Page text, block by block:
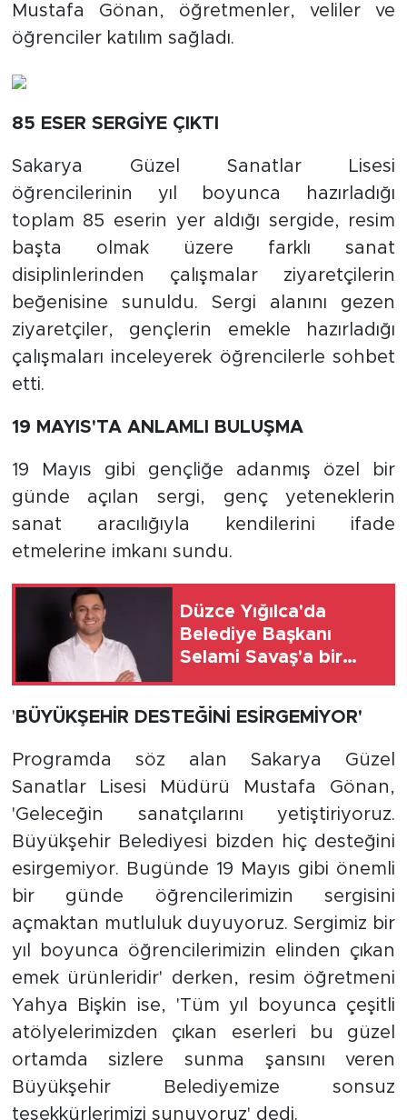
Mustafa Gönan, öğretmenler, veliler ve
öğrenciler katılım sağladı.
85 ESER SERGİYE ÇIKTI
Sakarya Güzel Sanatlar Lisesi
öğrencilerinin yıl boyunca hazırladığı
toplam 85 eserin yer aldığı sergide, resim
başta olmak üzere farklı sanat
disiplinlerinden çalışmalar ziyaretçilerin
beğenisine sunuldu. Sergi alanını gezen
ziyaretçiler, gençlerin emekle hazırladığı
çalışmaları inceleyerek öğrencilerle sohbet
etti.
19 MAYIS'TA ANLAMLI BULUŞMA
19 Mayıs gibi gençliğe adanmış özel bir
günde açılan sergi, genç yeteneklerin
sanat aracılığıyla kendilerini ifade
etmelerine imkanı sundu.
Düzce Yığılca'da
Belediye Başkanı
Selami Savaş'a bir
' BÜYÜKŞEHİR DESTEĞİNİ ESİRGEMİYOR'
Programda söz alan Sakarya Güzel
Sanatlar Lisesi Müdürü Mustafa Gönan,
'Geleceğin sanatçılarını yetiştiriyoruz.
Büyükşehir Belediyesi bizden hiç desteğini
esirgemiyor. Bugünde 19 Mayıs gibi önemli
bir günde öğrencilerimizin sergisini
açmaktan mutluluk duyuyoruz. Sergimiz bir
yıl boyunca öğrencilerimizin elinden çıkan
emek ürünleridir' derken, resim öğretmeni
Yahya Bişkin ise, 'Tüm yıl boyunca çeşitli
atölyelerimizden çıkan eserleri bu güzel
ortamda sizlere sunma şansını veren
Büyükşehir Belediyemize sonsuz
teşekkürlerimizi sunuyoruz' dedi.